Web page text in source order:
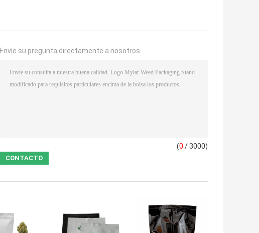
Envíe su pregunta directamente a nosotros
(0 / 3000)